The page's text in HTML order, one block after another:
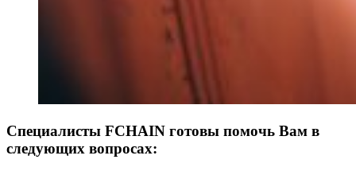
Специалисты FCHAIN готовы помочь Вам в
следующих вопросах: